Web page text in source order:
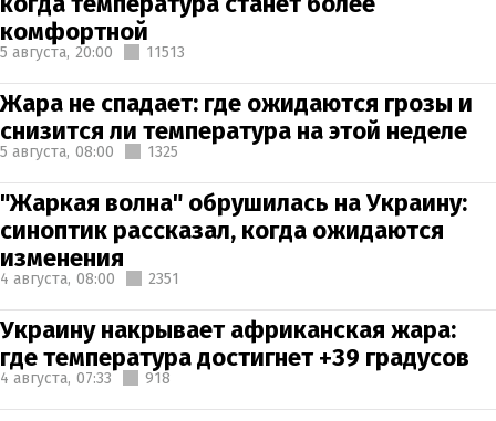
комфортной
5 августа, 20:00 11513
Жара не спадает: где ожидаются грозы и
снизится ли температура на этой неделе
5 августа, 08:00 1325
"Жаркая волна" обрушилась на Украину:
синоптик рассказал, когда ожидаются
изменения
4 августа, 08:00 2351
Украину накрывает африканская жара:
где температура достигнет +39 градусов
4 августа, 07:33 918